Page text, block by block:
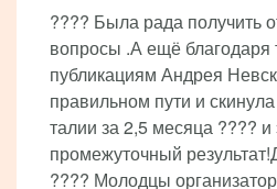
???? Была рада получить
вопросы .А ещё благодаря
публикациям Андрея
правильном пути и
талии за 2,5 месяца ????
промежуточный
???? Молодцы